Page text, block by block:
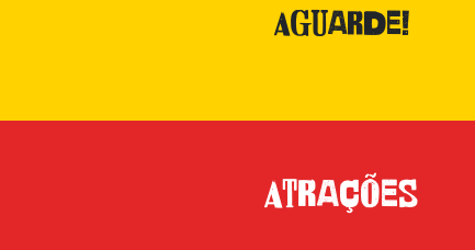
Aguarde!
Atrações